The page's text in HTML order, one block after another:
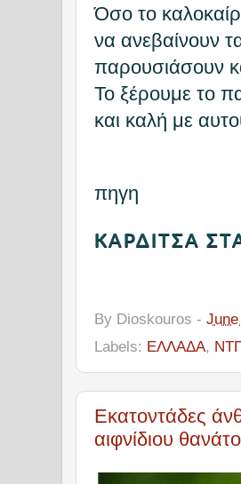
Όσο το
να ανεβαίνουν
παρουσιάσουν
Το ξέρουμε το
και καλή με
πηγη
ΚΑΡΔΙΤΣΑ
By Dioskouros -
Labels: ΕΛΛΑΔΑ,
Εκατοντάδες
αιφνίδιου